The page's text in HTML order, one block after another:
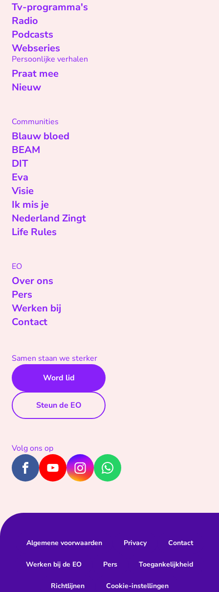
Tv-programma's
Radio
Podcasts
Webseries
Persoonlijke verhalen
Praat mee
Nieuw
Communities
Blauw bloed
BEAM
DIT
Eva
Visie
Ik mis je
Nederland Zingt
Life Rules
EO
Over ons
Pers
Werken bij
Contact
Samen staan we sterker
Word lid
Steun de EO
Volg ons op
Algemene voorwaarden Privacy Contact
Werken bij de EO Pers Toegankelijkheid
Richtlijnen Cookie-instellingen